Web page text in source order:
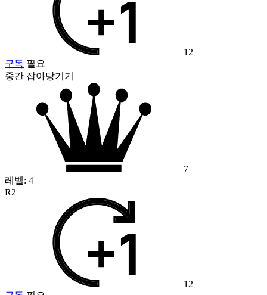
12
구독 필요
중간 잡아당기기
7
레벨: 4
R2
12